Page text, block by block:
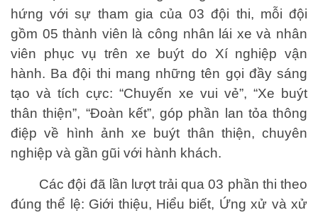
hứng với sự tham gia của 03 đội thi, mỗi đội
gồm 05 thành viên là công nhân lái xe và nhân
viên phục vụ trên xe buýt do Xí nghiệp vận
hành. Ba đội thi mang những tên gọi đầy sáng
tạo và tích cực: “Chuyến xe vui vẻ”, “Xe buýt
thân thiện”, “Đoàn kết”, góp phần lan tỏa thông
điệp về hình ảnh xe buýt thân thiện, chuyên
nghiệp và gần gũi với hành khách.
Các đội đã lần lượt trải qua 03 phần thi theo
đúng thể lệ: Giới thiệu, Hiểu biết, Ứng xử và xử